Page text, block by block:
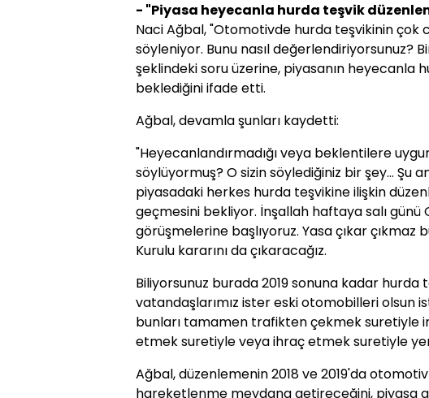
- "Piyasa heyecanla hurda teşvik
Naci Ağbal, "Otomotivde hurda teşvikinin çok
söyleniyor. Bunu nasıl değerlendiriyorsunuz?
şeklindeki soru üzerine, piyasanın heyecanla
beklediğini ifade etti.
Ağbal, devamla şunları kaydetti:
"Heyecanlandırmadığı veya beklentilere
söylüyormuş? O sizin söylediğiniz bir şey... Şu
piyasadaki herkes hurda teşvikine ilişkin
geçmesini bekliyor. İnşallah haftaya salı günü
görüşmelerine başlıyoruz. Yasa çıkar çıkmaz
Kurulu kararını da çıkaracağız.
Biliyorsunuz burada 2019 sonuna kadar hurda
vatandaşlarımız ister eski otomobilleri olsun
bunları tamamen trafikten çekmek suretiyle
etmek suretiyle veya ihraç etmek suretiyle
Ağbal, düzenlemenin 2018 ve 2019'da
hareketlenme meydana getireceğini, piyasa